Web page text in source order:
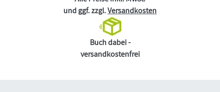
und ggf. zzgl.Versandkosten
Buch dabei -
versandkostenfrei